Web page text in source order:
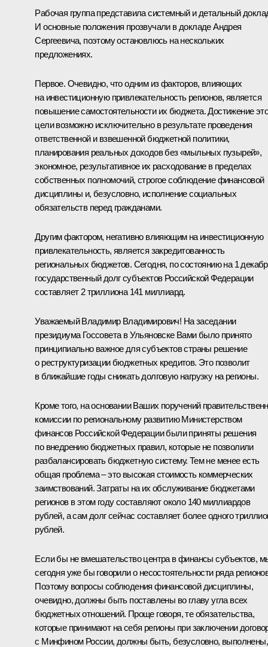
Рабочая группа представила системный и детальный
И основные положения прозвучали в докладе Андрея
Сергеевича, поэтому остановлюсь на нескольких
предложениях.
Первое. Очевидно, что одним из факторов, влияющих
на инвестиционную привлекательность регионов, является
повышение самостоятельности их бюджета. Достижение
цели возможно исключительно в результате проведения
ответственной и взвешенной бюджетной политики,
планирования реальных доходов без «мыльных пузырей»,
экономное, результативное их расходование в пределах
собственных полномочий, строгое соблюдение финансовой
дисциплины и, безусловно, исполнение социальных
обязательств перед гражданами.
Другим фактором, негативно влияющим на инвестиционную
привлекательность, является закредитованность
региональных бюджетов. Сегодня, по состоянию на 1
государственный долг субъектов Российской Федерации
составляет 2 триллиона 141 миллиард.
Уважаемый Владимир Владимирович! На заседании
президиума Госсовета в Ульяновске Вами было принято
принципиально важное для субъектов страны решение
о реструктуризации бюджетных кредитов. Это позволит
в ближайшие годы снижать долговую нагрузку на регионы.
Кроме того, на основании Ваших поручений
комиссии по региональному развитию Министерством
финансов Российской Федерации были приняты решения
по внедрению бюджетных правил, которые не позволили
разбалансировать бюджетную систему. Тем не менее есть
общая проблема – это высокая стоимость коммерческих
заимствований. Затраты на их обслуживание бюджетами
регионов в этом году составляют около 140 миллиардов
рублей, а сам долг сейчас составляет более одного
рублей.
Если бы не вмешательство центра в финансы субъектов,
сегодня уже бы говорили о несостоятельности ряда
Поэтому вопросы соблюдения финансовой дисциплины,
очевидно, должны быть поставлены во главу угла всех
бюджетных отношений. Проще говоря, те обязательства,
которые принимают на себя регионы при заключении
с Минфином России, должны быть, безусловно, выполнены,